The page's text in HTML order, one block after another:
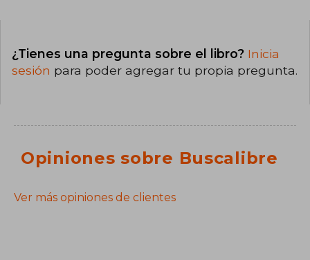
¿Tienes una pregunta sobre el libro? Inicia
sesión para poder agregar tu propia pregunta.
Opiniones sobre Buscalibre
Ver más opiniones de clientes